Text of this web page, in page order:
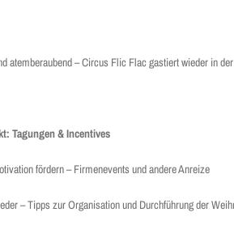
atemberaubend – Circus Flic Flac gastiert wieder in
Tagungen & Incentives
fördern – Firmenevents und andere Anreize
– Tipps zur Organisation und Durchführung der